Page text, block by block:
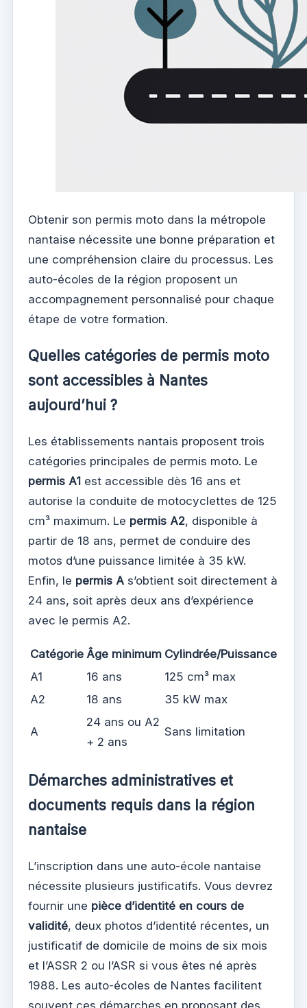
Obtenir son permis moto dans la métropole
nantaise nécessite une bonne préparation et
une compréhension claire du processus. Les
auto-écoles de la région proposent un
accompagnement personnalisé pour chaque
étape de votre formation.
Quelles catégories de permis moto
sont accessibles à Nantes
aujourd’hui ?
Les établissements nantais proposent trois
catégories principales de permis moto. Le
permis A1 est accessible dès 16 ans et
autorise la conduite de motocyclettes de 125
cm³ maximum. Le permis A2, disponible à
partir de 18 ans, permet de conduire des
motos d’une puissance limitée à 35 kW.
Enfin, le permis A s’obtient soit directement à
24 ans, soit après deux ans d’expérience
avec le permis A2.
Catégorie Âge minimum Cylindrée/Puissance
A1
16 ans
125 cm³ max
A2
18 ans 35 kW max
A
24 ans ou A2
+ 2 ans
Sans limitation
Démarches administratives et
documents requis dans la région
nantaise
L’inscription dans une auto-école nantaise
nécessite plusieurs justificatifs. Vous devrez
fournir une pièce d’identité en cours de
validité, deux photos d’identité récentes, un
justificatif de domicile de moins de six mois
et l’ASSR 2 ou l’ASR si vous êtes né après
1988. Les auto-écoles de Nantes facilitent